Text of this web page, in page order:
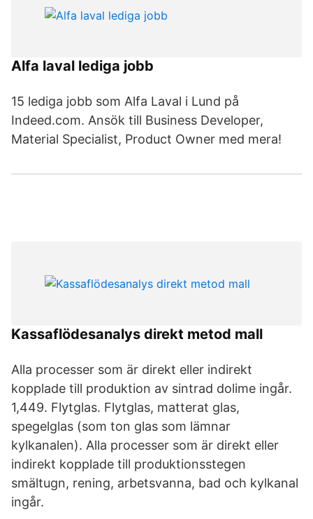
Alfa laval lediga jobb
15 lediga jobb som Alfa Laval i Lund på
Indeed.com. Ansök till Business Developer,
Material Specialist, Product Owner med mera!
Kassaflödesanalys direkt metod mall
Alla processer som är direkt eller indirekt
kopplade till produktion av sintrad dolime ingår.
1,449. Flytglas. Flytglas, matterat glas,
spegelglas (som ton glas som lämnar
kylkanalen). Alla processer som är direkt eller
indirekt kopplade till produktionsstegen
smältugn, rening, arbetsvanna, bad och kylkanal
ingår.